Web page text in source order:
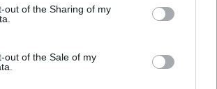
out of the Sharing of my
out of the Sale of my